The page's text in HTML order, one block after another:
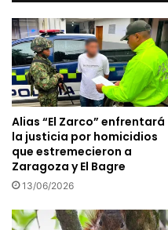
Alias “El Zarco” enfrentará
la justicia por homicidios
que estremecieron a
Zaragoza y El Bagre
13/06/2026